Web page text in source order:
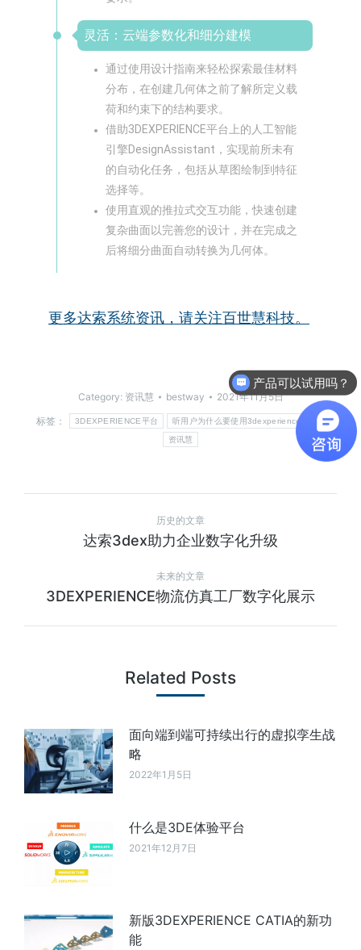
灵活：云端参数化和细分建模
通过使用设计指南来轻松探索最佳材料
分布，在创建几何体之前了解所定义载
荷和约束下的结构要求。
借助3DEXPERIENCE平台上的人工智能
引擎DesignAssistant，实现前所未有
的自动化任务，包括从草图绘制到特征
选择等。
使用直观的推拉式交互功能，快速创建
复杂曲面以完善您的设计，并在完成之
后将细分曲面自动转换为几何体。
更多达索系统资讯，请关注百世慧科技。
Category: 资讯慧 bestway
2021年11月5日
标签：
3DEXPERIENCE平台 听用户为什么要使用3dexperience平台
资讯慧
历史的文章
达索3dex助力企业数字化升级
未来的文章
3DEXPERIENCE物流仿真工厂数字化展示
Related Posts
面向端到端可持续出行的虚拟孪生战
略
2022年1月5日
什么是3DE体验平台
2021年12月7日
新版3DEXPERIENCE CATIA的新功
能
产品可以试用吗？